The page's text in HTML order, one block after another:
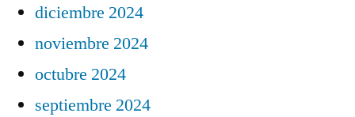
diciembre 2024
noviembre 2024
octubre 2024
septiembre 2024